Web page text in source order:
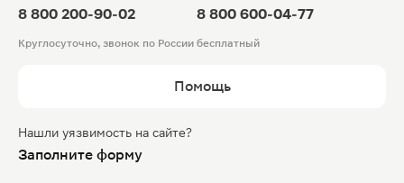
8 800 200-90-02 8 800 600-04-77
Круглосуточно, звонок по России бесплатный
Помощь
Нашли уязвимость на сайте?
Заполните форму